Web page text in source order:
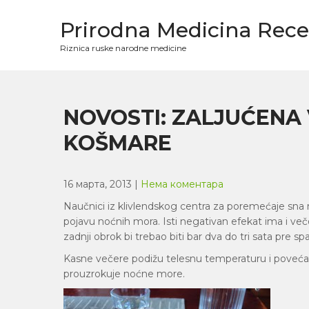
Prirodna Medicina
Riznica ruske narodne medicine
NOVOSTI:
KOŠMARE
16 марта, 2013 | Нема коментара
Naučnici iz klivlendskog centra za poremećaje
pojavu noćnih mora. Isti negativan efekat ima i
zadnji obrok bi trebao biti bar dva do tri sata pre
Kasne večere podižu telesnu temperaturu i
prouzrokuje noćne more.